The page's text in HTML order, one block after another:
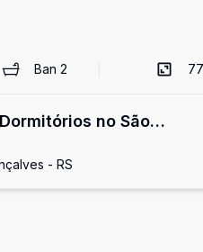
Ban 2 77
no São
- RS